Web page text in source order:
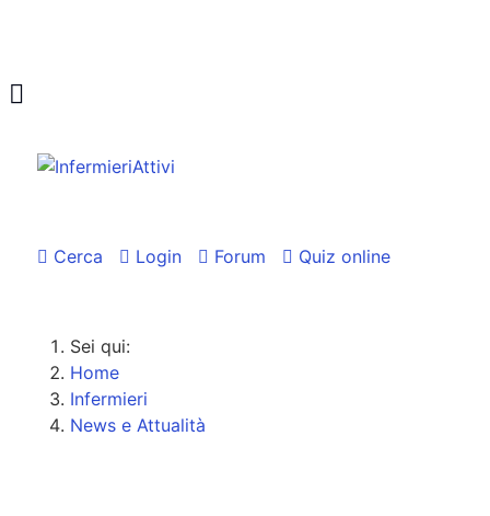
Cerca Login Forum Quiz online
Sei qui:
Home
Infermieri
News e Attualità